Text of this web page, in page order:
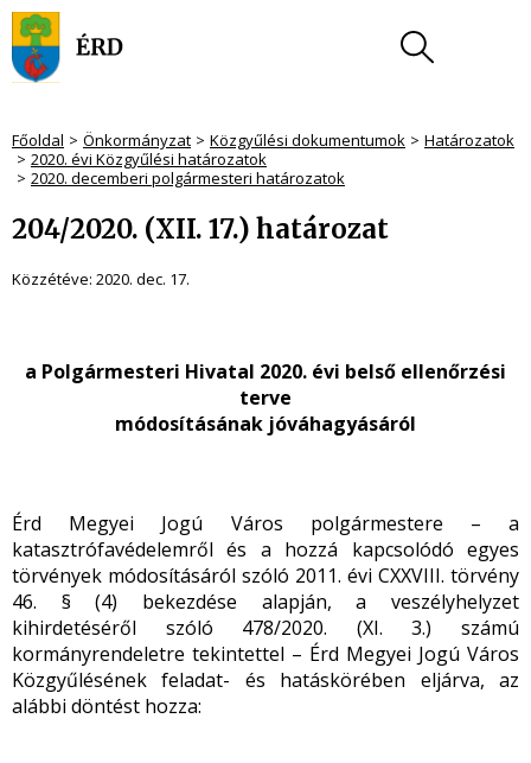
Főoldal Önkormányzat Közgyűlési dokumentumok
Határozatok
2020. évi Közgyűlési határozatok
2020. decemberi polgármesteri határozatok
204/2020. (XII. 17.) határozat
Közzétéve: 2020. dec. 17.
a Polgármesteri Hivatal 2020. évi belső ellenőrzési
terve
módosításának jóváhagyásáról
Érd Megyei Jogú Város polgármestere – a
katasztrófavédelemről és a hozzá kapcsolódó egyes
törvények módosításáról szóló 2011. évi CXXVIII. törvény
46. § (4) bekezdése alapján, a veszélyhelyzet
kihirdetéséről szóló 478/2020. (XI. 3.) számú
kormányrendeletre tekintettel – Érd Megyei Jogú Város
Közgyűlésének feladat- és hatáskörében eljárva, az
alábbi döntést hozza: